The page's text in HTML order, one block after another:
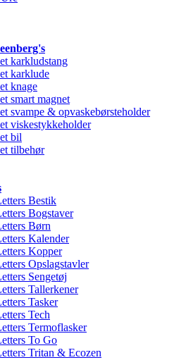
karkludstang
karklude
knage
smart magnet
svampe & opvaskebørsteholder
viskestykkeholder
bil
tilbehør
Bestik
Bogstaver
Børn
Kalender
Kopper
Opslagstavler
Sengetøj
Tallerkener
Tasker
Tech
Termoflasker
To Go
Tritan & Ecozen